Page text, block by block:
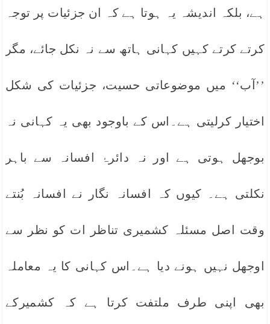
ہے، بلکہ اندیشہ یہ ہوتا ہے کہ ان جزئیات پر توجہ
کرتے کرتے کہیں کہانی ہاتھ سے نہ نکل جائے، مگر
’’آب‘‘ میں موضوعاتی حسیت، جزئیات کی شکل
اختیار کرلیتی ہے۔اس کے باوجود بھی یہ کہانی نہ
بوجھل ہوتی ہے اور نہ دائرۂ افسانہ سے باہر
نکلتی ہے۔ کیوں کہ افسانہ نگار نے افسانہ بُنتے
وقت اصل مسئلہ کشمیری تناظر ات کو نظر سے
اوجھل نہیں ہونے دیا ہے۔اس کہانی کا یہ معاملہ
بھی اپنی طرف ملتفت کرتا ہے کہ کشمیرکے